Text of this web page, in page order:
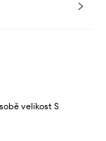
velikost S